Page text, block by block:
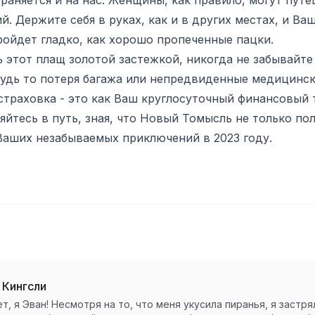
Держите себя в руках, как и в других местах, и
гладко, как хорошо пропеченные пацки.
этот плащ золотой застежкой, никогда не
то потеря багажа или непредвиденные
- это как Ваш круглосуточный финансовый
в путь, зная, что Новый Томысль не только
незабываемых приключений в 2023 году.
я Эван! Несмотря на то, что меня укусила пиранья, я